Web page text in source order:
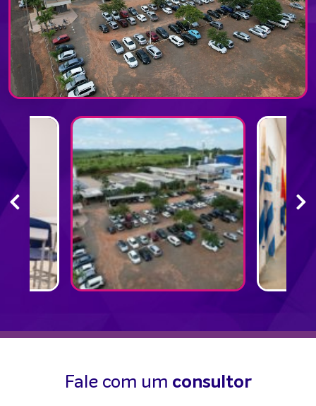
Fale com um consultor